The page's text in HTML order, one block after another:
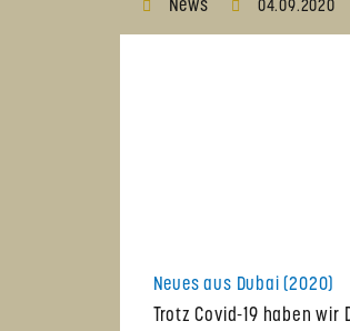
News 04.09.2020
Neues aus Dubai (2020)
Trotz Covid-19 haben